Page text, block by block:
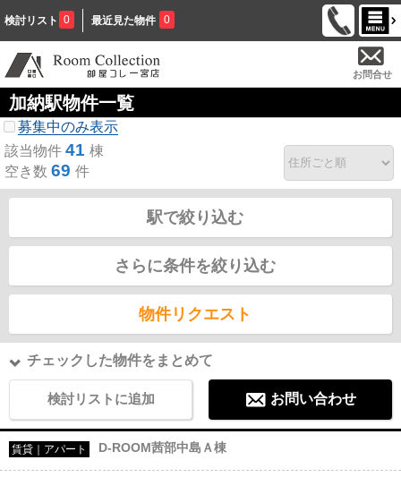
検討リスト 0 最近見た物件 0
お問合せ
加納駅物件一覧
募集中のみ表示
該当物件 41 棟
空き数 69 件
駅で絞り込む
さらに条件を絞り込む
物件リクエスト
チェックした物件をまとめて
検討リストに追加 お問い合わせ
賃貸｜アパート D-ROOM茜部中島Ａ棟